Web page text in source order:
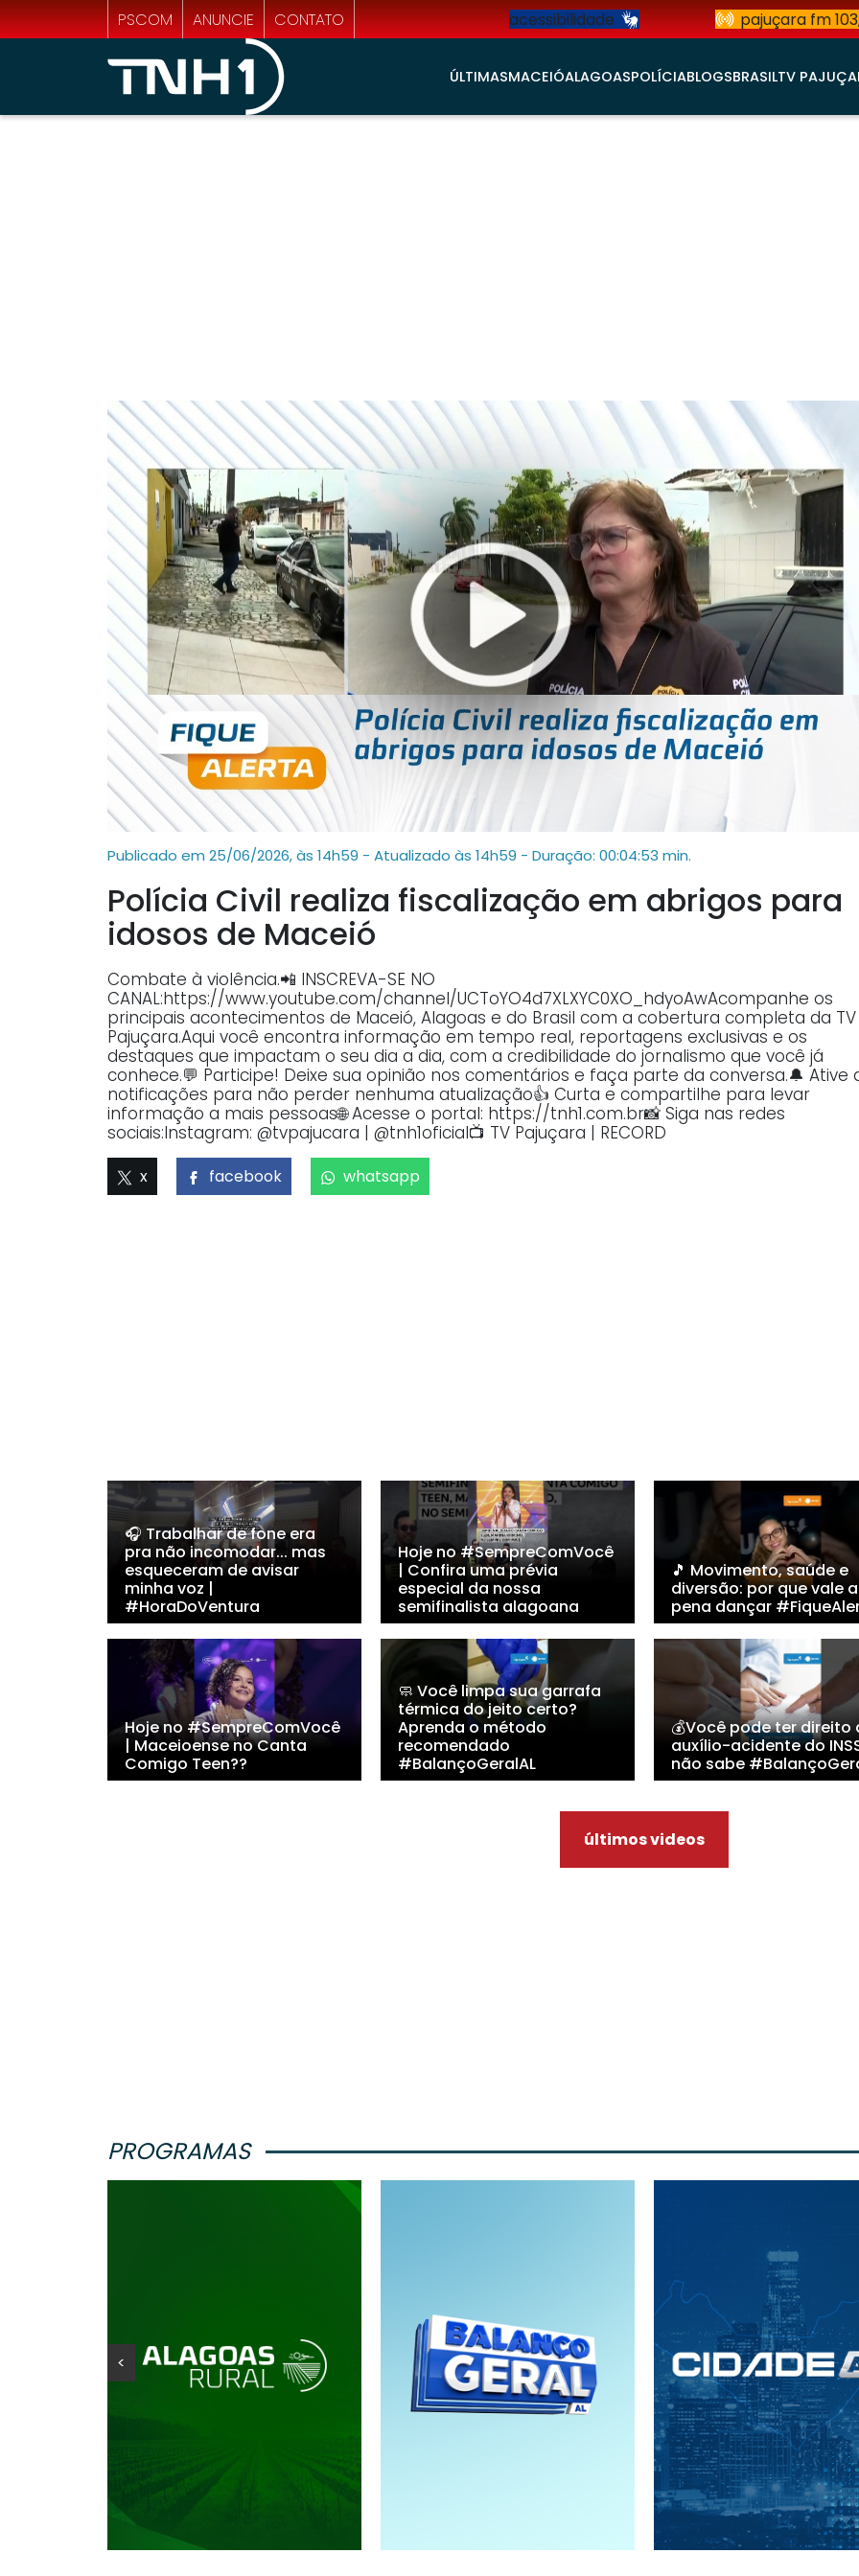
PSCOM ANUNCIE CONTATO acessibilidade pajuçara fm
ÚLTIMASMACEIÓALAGOASPOLÍCIABLOGSBRASILTV
Publicado em 25/06/2026, às 14h59 - Atualizado às 14h59 - Duração: 00:04:53 min.
Polícia Civil realiza fiscalização em abrigos para
idosos de Maceió
Combate à violência.📲 INSCREVA-SE NO
CANAL:https://www.youtube.com/channel/UCToYO4d7XLXYC0XO_hdyoAwAcompanhe os
principais acontecimentos de Maceió, Alagoas e do Brasil com a cobertura completa da TV
Pajuçara.Aqui você encontra informação em tempo real, reportagens exclusivas e os
destaques que impactam o seu dia a dia, com a credibilidade do jornalismo que você já
conhece.💬 Participe! Deixe sua opinião nos comentários e faça parte da conversa.🔔 Ative
notificações para não perder nenhuma atualização👍 Curta e compartilhe para levar
informação a mais pessoas🌐 Acesse o portal: https://tnh1.com.br📸 Siga nas redes
sociais:Instagram: @tvpajucara | @tnh1oficial📺 TV Pajuçara | RECORD
x facebook whatsapp
🎧 Trabalhar de fone era
pra não incomodar... mas
esqueceram de avisar
minha voz |
#HoraDoVentura
Hoje no #SempreComVocê
| Confira uma prévia
especial da nossa
semifinalista alagoana
🎵 Movimento, saúde e
diversão: por que vale a
pena dançar
Hoje no #SempreComVocê
| Maceioense no Canta
Comigo Teen??
🧼 Você limpa sua garrafa
térmica do jeito certo?
Aprenda o método
recomendado
#BalançoGeralAL
💰Você pode ter direito
auxílio-acidente do
não sabe
últimos videos
PROGRAMAS
<